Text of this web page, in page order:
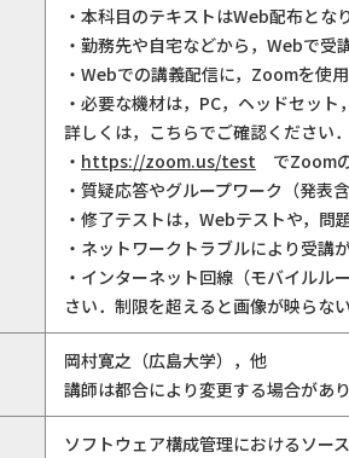
・本科目のテキストはWeb配布とな
・勤務先や自宅などから，Webで受
・Webでの講義配信に，Zoomを使
・必要な機材は，PC，ヘッドセッ
詳しくは，こちらでご確認ください
・ https://zoom.us/test でZoom
・質疑応答やグループワーク（発表
・修了テストは，Webテストや，
・ネットワークトラブルにより受講
・インターネット回線（モバイルル
さい．制限を超えると画像が映らな
岡村寛之（広島大学），他
講師は都合により変更する場合があ
ソフトウェア構成管理におけるソー